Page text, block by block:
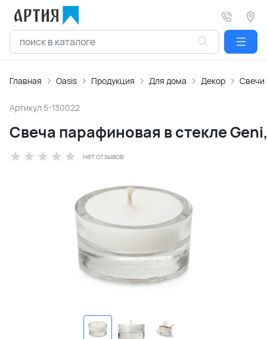
Главная Oasis Продукция Для дома Декор Свечи
Артикул 5-130022
Свеча парафиновая в стекле
нет отзывов